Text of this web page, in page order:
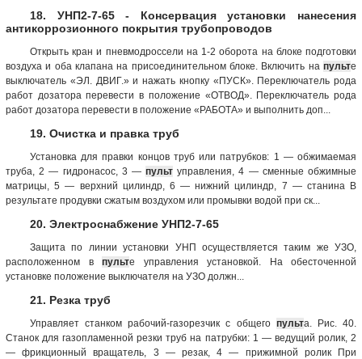
18. УНП2-7-65 - Консервация установки нанесения
антикоррозионного покрытия трубопроводов
Открыть кран и пневмодроссели на 1-2 оборота на блоке подготовки
воздуха и оба клапана на присоединительном блоке. Включить на пульте
выключатель «ЭЛ. ДВИГ.» и нажать кнопку «ПУСК». Переключатель рода
работ дозатора перевести в положение «ОТВОД». Переключатель рода
работ дозатора перевести в положение «РАБОТА» и выполнить доп...
19. Очистка и правка труб
Установка для правки концов труб или патрубков: 1 — обжимаемая
труба, 2 — гидронасос, 3 —пульт управления, 4 — сменные обжимные
матрицы, 5 — верхний цилиндр, 6 — нижний цилиндр, 7 — станина В
результате продувки сжатым воздухом или промывки водой при ск...
20. Электроснабжение УНП2-7-65
Защита по линии установки УНП осуществляется таким же УЗО,
расположенном в пульте управления установкой. На обесточенной
установке положение выключателя на УЗО должн...
21. Резка труб
Управляет станком рабочий-газорезчик с общего пульта. Рис. 40.
Станок для газопламенной резки труб на патрубки: 1 — ведущий ролик, 2
— фрикционный вращатель, 3 — резак, 4 — прижимной ролик При